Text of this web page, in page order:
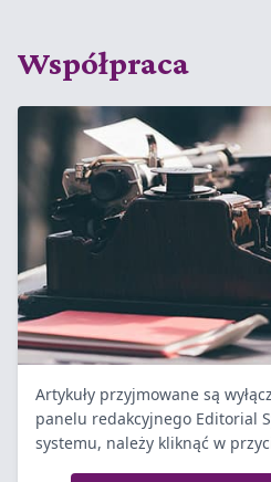
Współpraca
Artykuły przyjmowane są
panelu redakcyjnego Editorial
systemu, należy kliknąć w